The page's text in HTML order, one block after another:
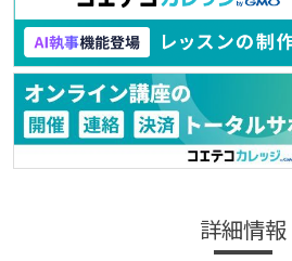
詳細情報